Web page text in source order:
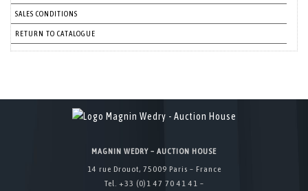
SALES CONDITIONS
RETURN TO CATALOGUE
MAGNIN WEDRY – AUCTION HOUSE
14 rue Drouot, 75009 Paris – France
Tel. +33 (0)1 47 70 41 41 –